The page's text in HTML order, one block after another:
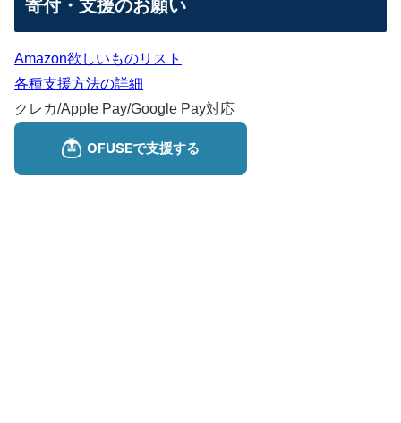
寄付・支援のお願い
Amazon欲しいものリスト
各種支援方法の詳細
クレカ/Apple Pay/Google Pay対応